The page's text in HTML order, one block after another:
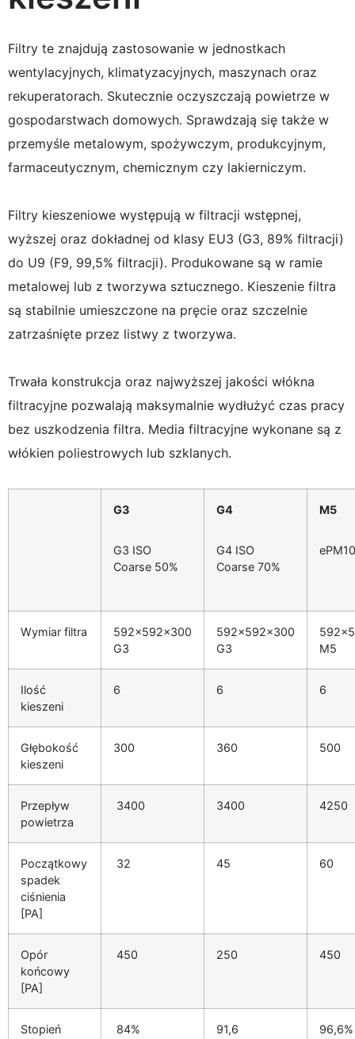
Filtry te znajdują zastosowanie w jednostkach
wentylacyjnych, klimatyzacyjnych, maszynach oraz
rekuperatorach. Skutecznie oczyszczają powietrze w
gospodarstwach domowych. Sprawdzają się także w
przemyśle metalowym, spożywczym, produkcyjnym,
farmaceutycznym, chemicznym czy lakierniczym.
Filtry kieszeniowe występują w filtracji wstępnej,
wyższej oraz dokładnej od klasy EU3 (G3, 89% filtracji)
do U9 (F9, 99,5% filtracji). Produkowane są w ramie
metalowej lub z tworzywa sztucznego. Kieszenie filtra
są stabilnie umieszczone na pręcie oraz szczelnie
zatrzaśnięte przez listwy z tworzywa.
Trwała konstrukcja oraz najwyższej jakości włókna
filtracyjne pozwalają maksymalnie wydłużyć czas pracy
bez uszkodzenia filtra. Media filtracyjne wykonane są z
włókien poliestrowych lub szklanych.
G3
G3 ISO
Coarse 50%
G4
G4 ISO
Coarse 70%
M5
Wymiar filtra
592x592x300
G3
592x592x300
G3
M5
Ilość
kieszeni
6 6 6
Głębokość
kieszeni
300 360 500
Przepływ
powietrza
3400 3400 4250
Początkowy
spadek
ciśnienia
[PA]
32 45 60
Opór
końcowy
[PA]
450 250 450
Stopień 84% 91,6 96,6%